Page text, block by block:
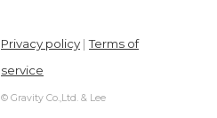
Privacy policy |Terms of
service
© Gravity Co.,Ltd. & Lee